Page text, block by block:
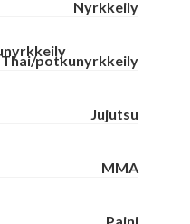
Nyrkkeily
Thai/potkunyrkkeily
Jujutsu
MMA